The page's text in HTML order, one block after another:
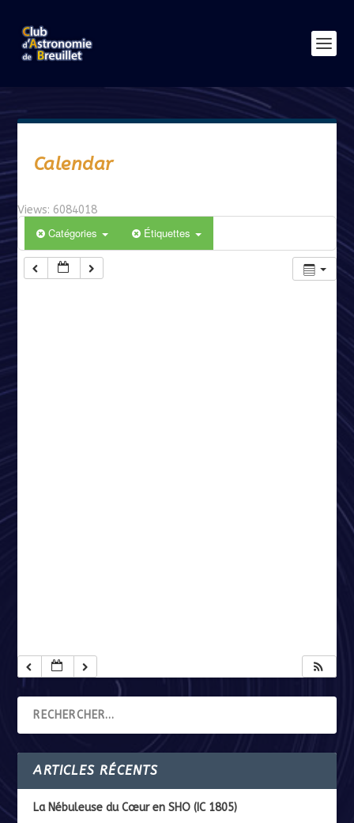
Calendar
Views: 6084018
Catégories Étiquettes
ARTICLES RÉCENTS
La Nébuleuse du Cœur en SHO (IC 1805)